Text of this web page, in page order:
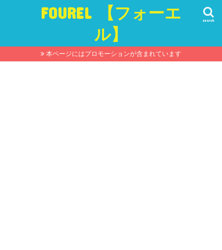
FOUREL 【フォーエ
ル】
search
本ページにはプロモーションが含まれています